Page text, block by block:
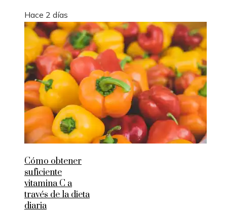
Hace 2 días
Cómo obtener
suficiente
vitamina C a
través de la dieta
diaria